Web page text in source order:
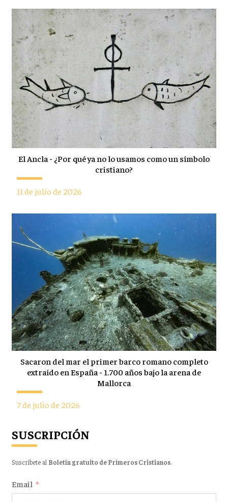
El Ancla - ¿Por qué ya no lo usamos como un símbolo
cristiano?
11 de julio de 2026
Sacaron del mar el primer barco romano completo
extraído en España - 1.700 años bajo la arena de
Mallorca
7 de julio de 2026
SUSCRIPCIÓN
Suscríbete al Boletín gratuito de Primeros Cristianos.
Email